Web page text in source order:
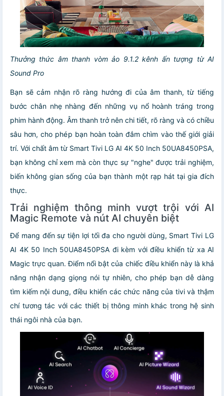
Thưởng thức âm thanh vòm ảo 9.1.2 kênh ấn tượng từ AI
Sound Pro
Bạn sẽ cảm nhận rõ ràng hướng đi của âm thanh, từ tiếng
bước chân nhẹ nhàng đến những vụ nổ hoành tráng trong
phim hành động. Âm thanh trở nên chi tiết, rõ ràng và có chiều
sâu hơn, cho phép bạn hoàn toàn đắm chìm vào thế giới giải
trí. Với chất âm từ Smart Tivi LG AI 4K 50 Inch 50UA8450PSA,
bạn không chỉ xem mà còn thực sự "nghe" được trải nghiệm,
biến không gian sống của bạn thành một rạp hát tại gia đích
thực.
Trải nghiệm thông minh vượt trội với AI
Magic Remote và nút AI chuyên biệt
Để mang đến sự tiện lợi tối đa cho người dùng, Smart Tivi LG
AI 4K 50 Inch 50UA8450PSA đi kèm với điều khiển từ xa AI
Magic trực quan. Điểm nổi bật của chiếc điều khiển này là khả
năng nhận dạng giọng nói tự nhiên, cho phép bạn dễ dàng
tìm kiếm nội dung, điều khiển các chức năng của tivi và thậm
chí tương tác với các thiết bị thông minh khác trong hệ sinh
thái ngôi nhà của bạn.